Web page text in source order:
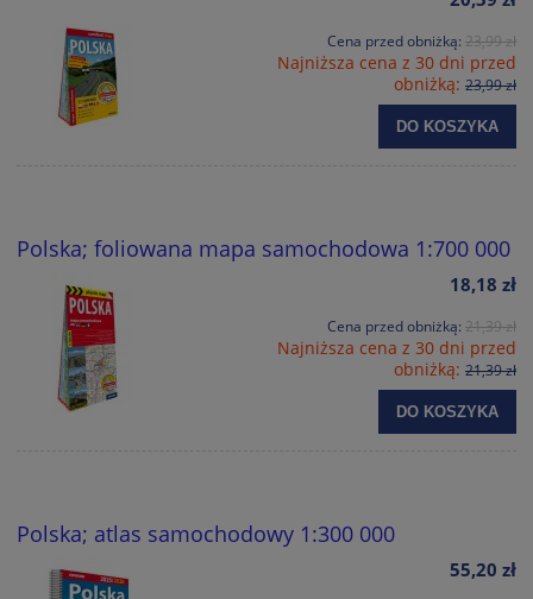
Cena przed obniżką: 23,99 zł
Najniższa cena z 30 dni przed
obniżką: 23,99 zł
DO KOSZYKA
Polska; foliowana mapa samochodowa 1:700 000
18,18 zł
Cena przed obniżką: 21,39 zł
Najniższa cena z 30 dni przed
obniżką: 21,39 zł
DO KOSZYKA
Polska; atlas samochodowy 1:300 000
55,20 zł